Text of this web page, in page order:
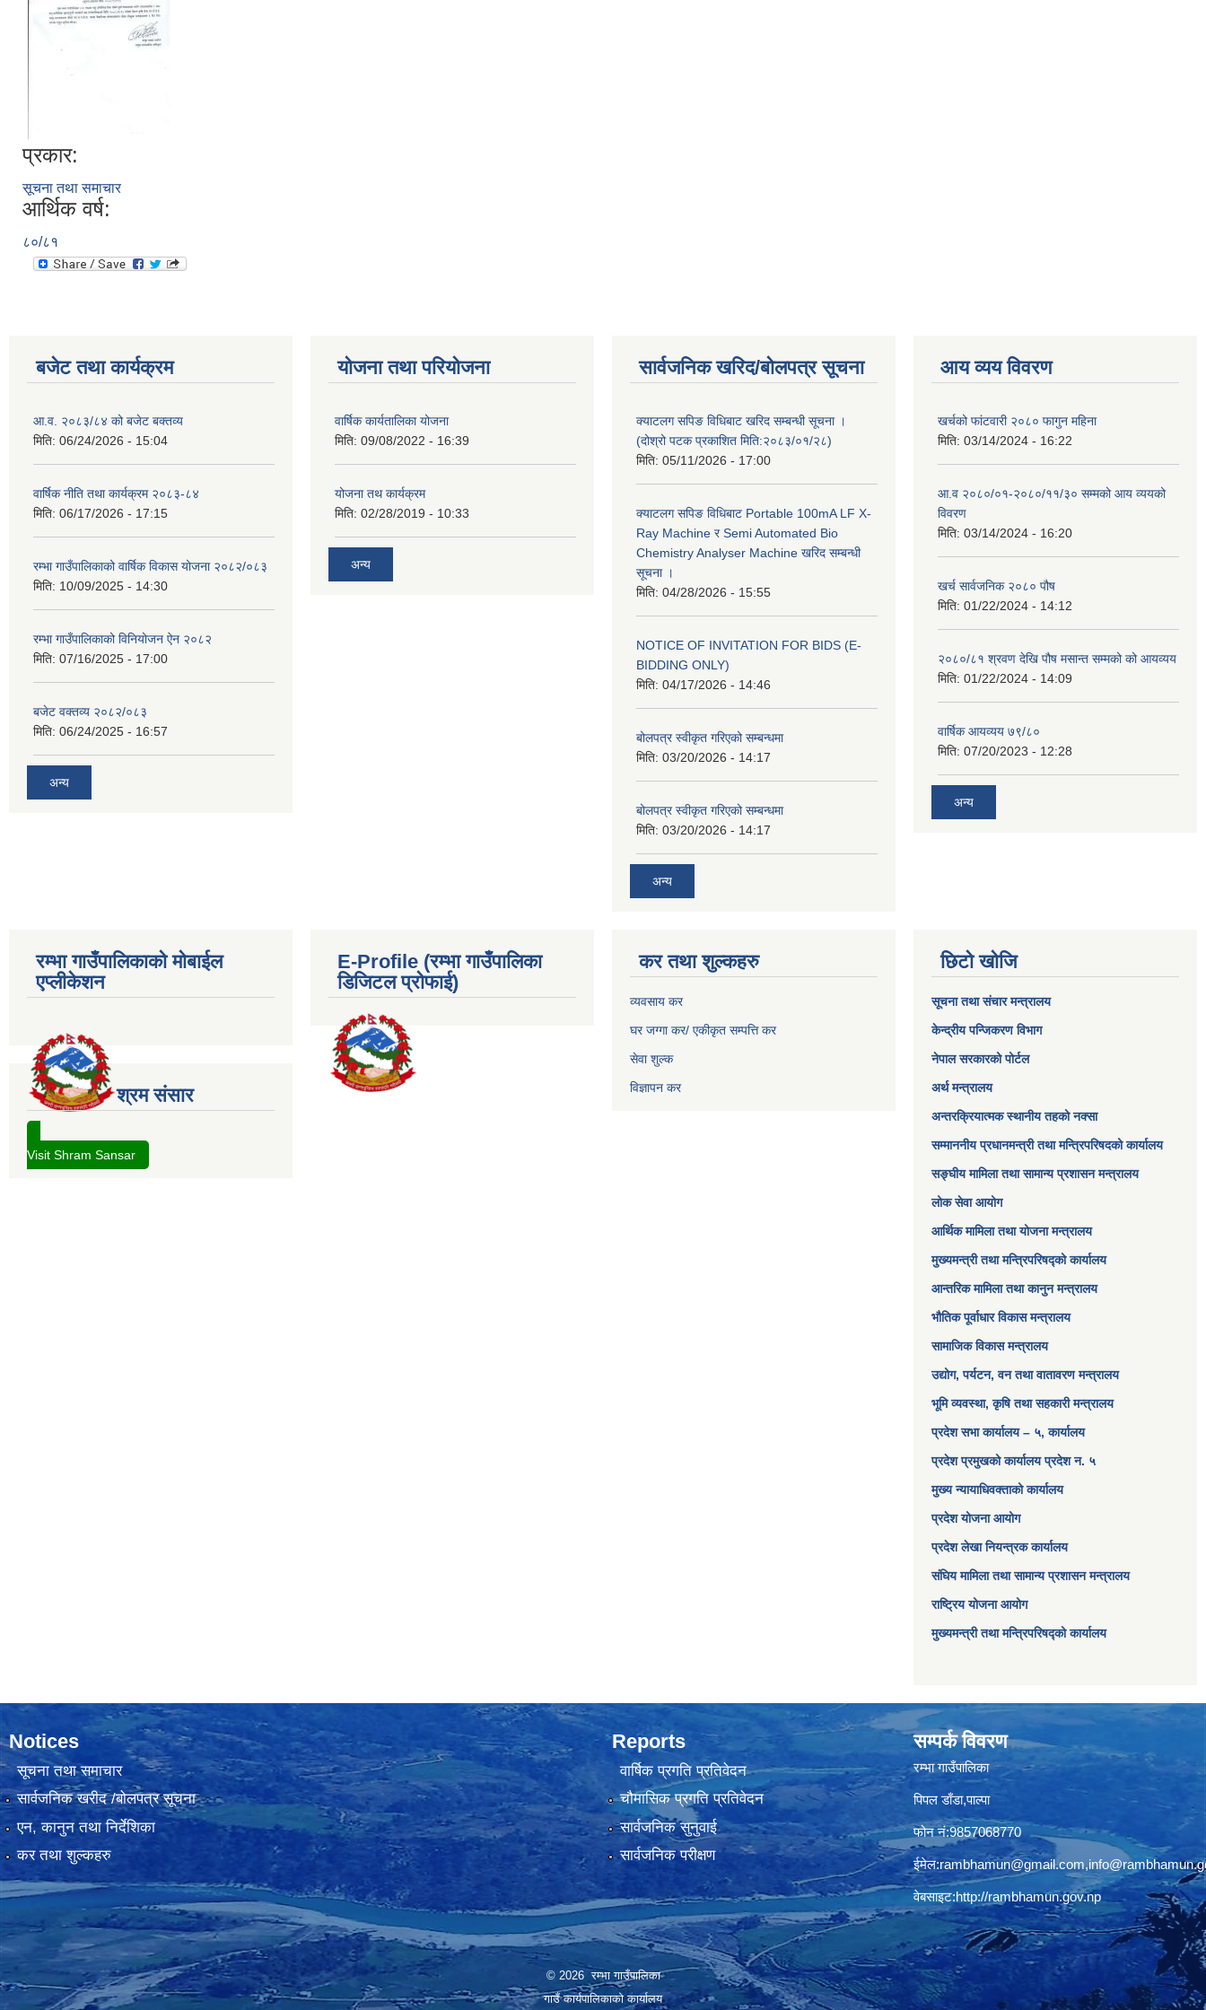
प्रकार:
सूचना तथा समाचार
आर्थिक वर्ष:
८०/८१
बजेट तथा कार्यक्रम
आ.व. २०८३/८४ को बजेट बक्तव्य
मिति: 06/24/2026 - 15:04
वार्षिक नीति तथा कार्यक्रम २०८३-८४
मिति: 06/17/2026 - 17:15
रम्भा गाउँपालिकाको वार्षिक विकास योजना २०८२/०८३
मिति: 10/09/2025 - 14:30
रम्भा गाउँपालिकाको विनियोजन ऐन २०८२
मिति: 07/16/2025 - 17:00
बजेट वक्तव्य २०८२/०८३
मिति: 06/24/2025 - 16:57
अन्य
योजना तथा परियोजना
वार्षिक कार्यतालिका योजना
मिति: 09/08/2022 - 16:39
योजना तथ कार्यक्रम
मिति: 02/28/2019 - 10:33
अन्य
सार्वजनिक खरिद/बोलपत्र सूचना
क्याटलग सपिङ विधिबाट खरिद सम्बन्धी सूचना ।
(दोश्रो पटक प्रकाशित मिति:२०८३/०१/२८)
मिति: 05/11/2026 - 17:00
क्याटलग सपिङ विधिबाट Portable 100mA LF X-
Ray Machine र Semi Automated Bio
Chemistry Analyser Machine खरिद सम्बन्धी
सूचना ।
मिति: 04/28/2026 - 15:55
NOTICE OF INVITATION FOR BIDS (E-
BIDDING ONLY)
मिति: 04/17/2026 - 14:46
बोलपत्र स्वीकृत गरिएको सम्बन्धमा
मिति: 03/20/2026 - 14:17
बोलपत्र स्वीकृत गरिएको सम्बन्धमा
मिति: 03/20/2026 - 14:17
अन्य
आय व्यय विवरण
खर्चको फांटवारी २०८० फागुन महिना
मिति: 03/14/2024 - 16:22
आ.व २०८०/०१-२०८०/११/३० सम्मको आय व्ययको
विवरण
मिति: 03/14/2024 - 16:20
खर्च सार्वजनिक २०८० पौष
मिति: 01/22/2024 - 14:12
२०८०/८१ श्रवण देखि पौष मसान्त सम्मको को आयव्यय
मिति: 01/22/2024 - 14:09
वार्षिक आयव्यय ७९/८०
मिति: 07/20/2023 - 12:28
अन्य
रम्भा गाउँपालिकाको मोबाईल
एप्लीकेशन
श्रम संसार
Visit Shram Sansar
E-Profile (रम्भा गाउँपालिका
डिजिटल प्रोफाई)
कर तथा शुल्कहरु
व्यवसाय कर
घर जग्गा कर/ एकीकृत सम्पत्ति कर
सेवा शुल्क
विज्ञापन कर
छिटो खोजि
सूचना तथा संचार मन्त्रालय
केन्द्रीय पन्जिकरण विभाग
नेपाल सरकारको पोर्टल
अर्थ मन्त्रालय
अन्तरक्रियात्मक स्थानीय तहको नक्सा
सम्माननीय प्रधानमन्त्री तथा मन्त्रिपरिषद‌को कार्यालय
सङ्‍घीय मामिला तथा सामान्य प्रशासन मन्त्रालय
लोक सेवा आयोग
आर्थिक मामिला तथा योजना मन्त्रालय​
मुख्यमन्त्री तथा मन्त्रिपरिषद्को कार्यालय
आन्तरिक मामिला तथा कानुन मन्त्रालय
भौतिक पूर्वाधार विकास मन्त्रालय
सामाजिक विकास मन्त्रालय
उद्योग, पर्यटन, वन तथा वातावरण मन्त्रालय
भूमि व्यवस्था, कृषि तथा सहकारी मन्त्रालय
प्रदेश सभा कार्यालय – ५, कार्यालय
प्रदेश प्रमुखको कार्यालय प्रदेश न. ५
मुख्य न्यायाधिवक्ताको कार्यालय
प्रदेश योजना आयोग
प्रदेश लेखा नियन्त्रक कार्यालय
संघिय मामिला तथा सामान्य प्रशासन मन्त्रालय
राष्ट्रिय योजना आयोग
मुख्यमन्त्री तथा मन्त्रिपरिषद्को कार्यालय
Notices
सूचना तथा समाचार
सार्वजनिक खरीद /बोलपत्र सूचना
एन, कानुन तथा निर्देशिका
कर तथा शुल्कहरु
Reports
वार्षिक प्रगति प्रतिवेदन
चौमासिक प्रगति प्रतिवेदन
सार्वजनिक सुनुवाई
सार्वजनिक परीक्षण
सम्पर्क विवरण
रम्भा गाउँपालिका
पिपल डाँडा,पाल्पा
फोन नं:9857068770
ईमेल:rambhamun@gmail.com,
वेबसाइट:http://rambhamun.gov.np
© 2026 रम्भा गाउँपालिका
गाउँ कार्यपालिकाको कार्यालय